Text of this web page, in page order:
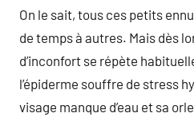
On le sait, tous ces petits
de temps à autres. Mais dès
d’inconfort se répète
l’épiderme souffre de stress
visage manque d’eau et sa